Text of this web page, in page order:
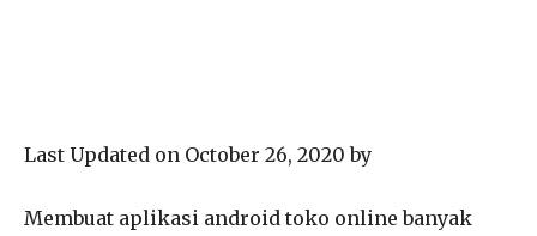
Last Updated on October 26, 2020 by
Membuat aplikasi android toko online banyak